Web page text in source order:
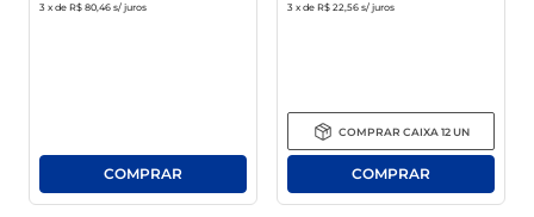
3 x de R$ 80,46 s/ juros 3 x de R$ 22,56 s/ juros
COMPRAR CAIXA 12UN